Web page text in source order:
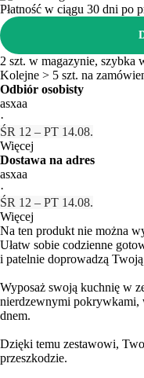
Płatność w ciągu 30 dni po
2 szt. w magazynie, szybka
Kolejne > 5 szt. na
Odbiór osobisty
asxaa
·
ŚR 12 – PT 14.08.
Więcej
Dostawa na adres
asxaa
·
ŚR 12 – PT 14.08.
Więcej
Na ten produkt nie można
Ułatw sobie codzienne
i patelnie doprowadzą
Wyposaż swoją kuchnię w
nierdzewnymi
dnem.
Dzięki temu zestawowi,
przeszkodzie.